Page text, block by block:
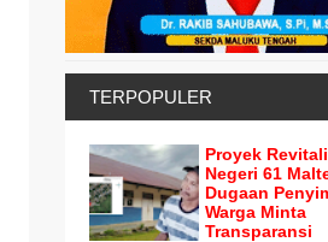
TERPOPULER
Proyek
Negeri 61
Dugaan
Warga Minta
Transparansi